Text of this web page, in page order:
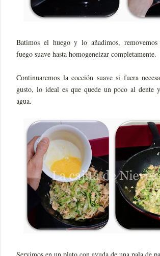
Batimos el huego y lo añadimos, removemos
fuego suave hasta homogeneizar completamente.
Continuaremos la cocción suave si fuera
gusto, lo ideal es que quede un poco al dente
agua.